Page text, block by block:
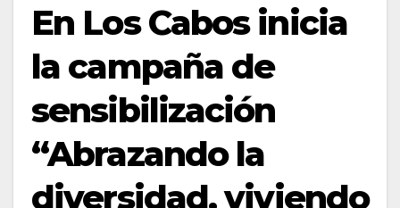
En Los Cabos inicia
la campaña de
sensibilización
“Abrazando la
diversidad, viviendo